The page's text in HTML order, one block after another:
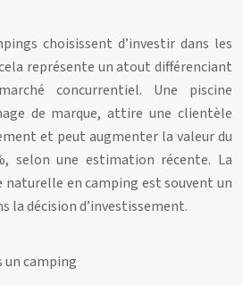
choisissent d’investir dans les
représente un atout différenciant
concurrentiel. Une piscine
de marque, attire une clientèle
et peut augmenter la valeur du
selon une estimation récente. La
naturelle en camping est souvent un
la décision d’investissement.